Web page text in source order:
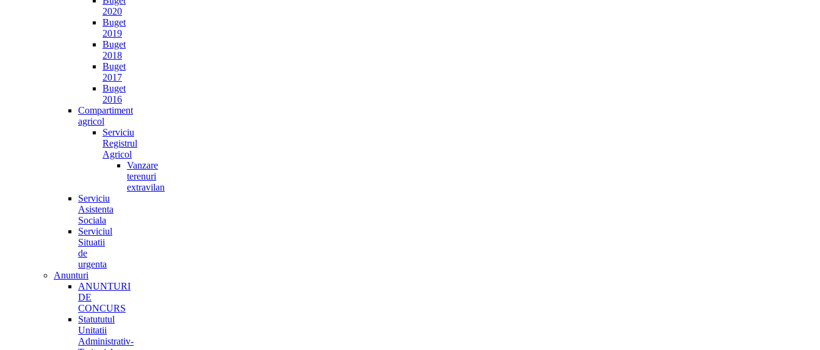
2020
Buget
2019
Buget
2018
Buget
2017
Buget
2016
Compartiment
agricol
Serviciu
Registrul
Agricol
Vanzare
terenuri
extravilan
Serviciu
Asistenta
Sociala
Serviciul
Situatii
de
urgenta
Anunturi
ANUNTURI
DE
CONCURS
Statututul
Unitatii
Administrativ-